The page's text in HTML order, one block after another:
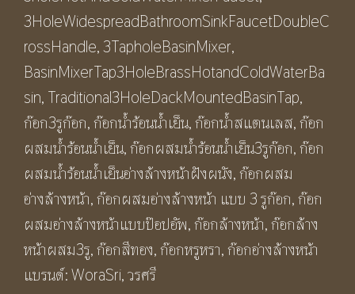
ก๊อก
วัสดุ
ทอง
เหลือง
สี
ทอง
ผิว
ด้าน
BF313
(Brushed
Gold
Two
3HoleWidespreadBathroomSinkFaucetDoubleC
rossHandle,3TapholeBasinMixer,
BasinMixerTap3HoleBrassHotandColdWaterBa
sin, Traditional3HoleDackMountedBasinTap,
ก๊อก3รูก๊อก,ก๊อกน้ำร้อนน้ำเย็น,ก๊อกน้ำสแตนเลส,ก๊อก
ผสมน้ำร้อนน้ำเย็น,ก๊อกผสมน้ำร้อนน้ำเย็น3รูก๊อก,ก๊อก
ผสมน้ำร้อนน้ำเย็นอ่างล้างหน้าฝังผนัง,ก๊อกผสม
อ่างล้างหน้า,ก๊อกผสมอ่างล้างหน้า แบบ 3 รูก๊อก,ก๊อก
ผสมอ่างล้างหน้าแบบป๊อปอัพ,ก๊อกล้างหน้า,ก๊อกล้าง
หน้าผสม3รู,ก๊อกสีทอง,ก๊อกหรูหรา,ก๊อกอ่างล้างหน้า
แบรนด์:WoraSri,วรศรี